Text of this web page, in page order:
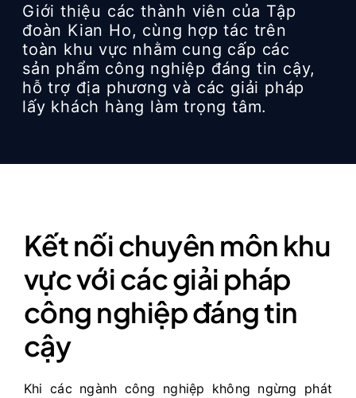
Liên hệ
Giới thiệu các thành viên của Tập
đoàn Kian Ho, cùng hợp tác trên
toàn khu vực nhằm cung cấp các
sản phẩm công nghiệp đáng tin cậy,
hỗ trợ địa phương và các giải pháp
lấy khách hàng làm trọng tâm.
Kết nối chuyên môn khu
vực với các giải pháp
công nghiệp đáng tin
cậy
Khi các ngành công nghiệp không ngừng phát